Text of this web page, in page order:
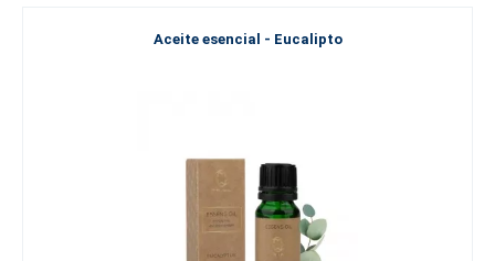
Aceite esencial - Eucalipto